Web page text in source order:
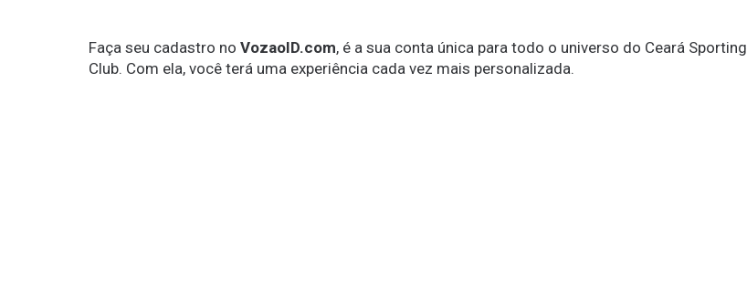
Faça seu cadastro no VozaoID.com, é a sua conta única para todo o universo do Ceará Sporting
Club. Com ela, você terá uma experiência cada vez mais personalizada.